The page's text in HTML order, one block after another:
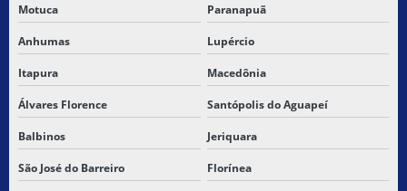
Motuca Paranapuã
Anhumas Lupércio
Itapura Macedônia
Álvares Florence Santópolis do Aguapeí
Balbinos Jeriquara
São José do Barreiro Florínea